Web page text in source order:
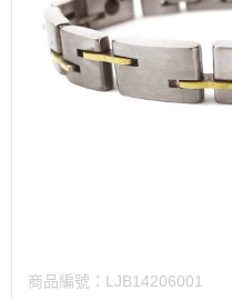
商品編號： LJB14206001